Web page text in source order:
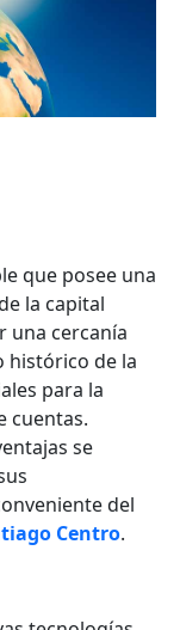
que posee una
la capital
una cercanía
histórico de la
para la
cuentas.
se
del
Centro.